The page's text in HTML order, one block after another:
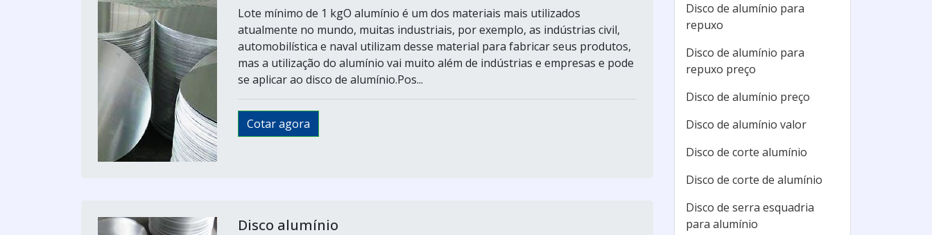
Lote mínimo de 1 kgO alumínio é um dos materiais mais utilizados
atualmente no mundo, muitas industriais, por exemplo, as indústrias civil,
automobilística e naval utilizam desse material para fabricar seus produtos,
mas a utilização do alumínio vai muito além de indústrias e empresas e pode
se aplicar ao disco de alumínio.Pos...
Cotar agora
Disco alumínio
Disco de alumínio para
repuxo
Disco de alumínio para
repuxo preço
Disco de alumínio preço
Disco de alumínio valor
Disco de corte alumínio
Disco de corte de alumínio
Disco de serra esquadria
para alumínio